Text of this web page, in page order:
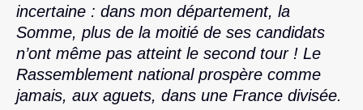
incertaine : dans mon département, la
Somme, plus de la moitié de ses candidats
n’ont même pas atteint le second tour ! Le
Rassemblement national prospère comme
jamais, aux aguets, dans une France divisée.